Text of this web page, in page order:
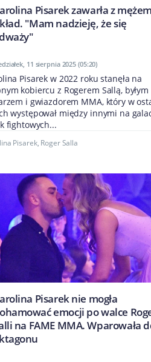
Pisarek zawarła z mężem
"Mam nadzieję, że się
11 sierpnia 2025 (05:20)
Pisarek w 2022 roku stanęła na
kobiercu z Rogerem Sallą, byłym
i gwiazdorem MMA, który w
występował między innymi na
fightowych...
Pisarek, Roger Salla
Pisarek nie mogła
emocji po walce
na FAME MMA. Wparowała